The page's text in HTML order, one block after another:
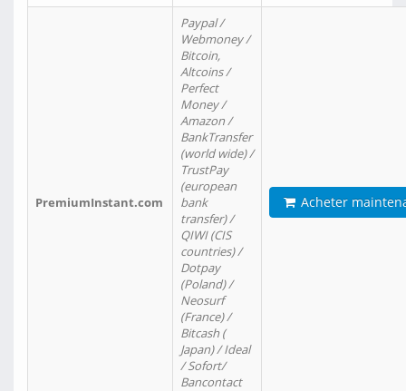
PremiumInstant.com
Paypal /
Webmoney /
Bitcoin,
Altcoins /
Perfect
Money /
Amazon /
BankTransfer
(world wide) /
TrustPay
(european
bank
transfer) /
QIWI (CIS
countries) /
Dotpay
(Poland) /
Neosurf
(France) /
Bitcash (
Japan) / Ideal
/ Sofort/
Bancontact
Acheter